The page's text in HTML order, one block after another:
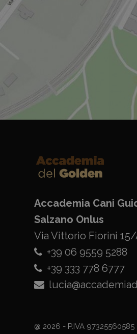
Accademia Cani
Salzano Onlus
Via Vittorio Fiorini 15/
+39 06 9559 5288
+39 333 778 6777
@ 2026 - P.IVA 97325560585